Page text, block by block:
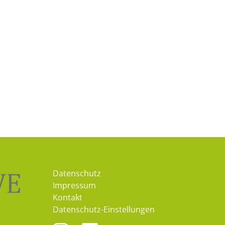
Datenschutz
Impressum
Kontakt
Datenschutz-Einstellungen